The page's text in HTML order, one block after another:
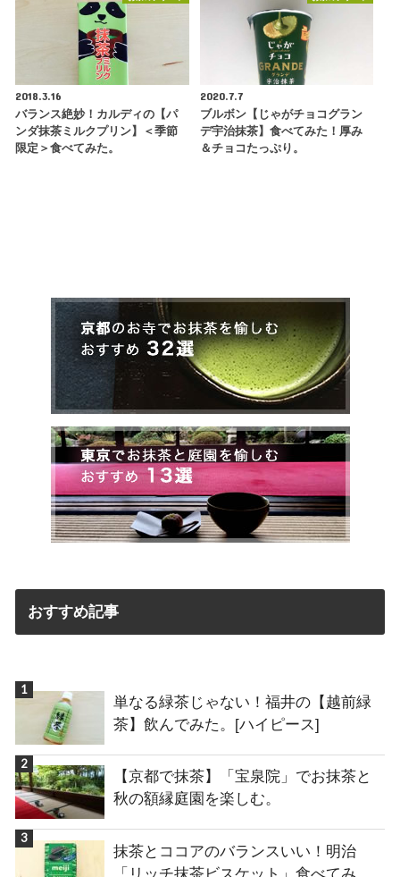
2018.3.16
バランス絶妙！カルディの【パ
ンダ抹茶ミルクプリン】＜季節
限定＞食べてみた。
2020.7.7
ブルボン【じゃがチョコグラン
デ宇治抹茶】食べてみた！厚み
＆チョコたっぷり。
おすすめ記事
単なる緑茶じゃない！福井の【越前緑
茶】飲んでみた。[ハイピース]
【京都で抹茶】「宝泉院」でお抹茶と
秋の額縁庭園を楽しむ。
抹茶とココアのバランスいい！明治
「リッチ抹茶ビスケット」食べてみ